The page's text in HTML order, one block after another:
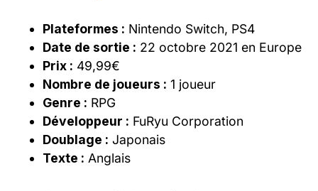
Plateformes : Nintendo Switch, PS4
Date de sortie : 22 octobre 2021 en Europe
Prix : 49,99€
Nombre de joueurs : 1 joueur
Genre : RPG
Développeur : FuRyu Corporation
Doublage : Japonais
Texte : Anglais